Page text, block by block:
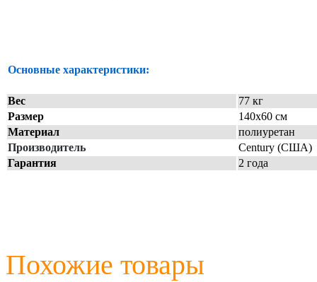
Основные характеристики:
Вес
77 кг
Размер
140х60 см
Материал
полиуретан
Производитель
Century (США)
Гарантия
2 года
Похожие товары